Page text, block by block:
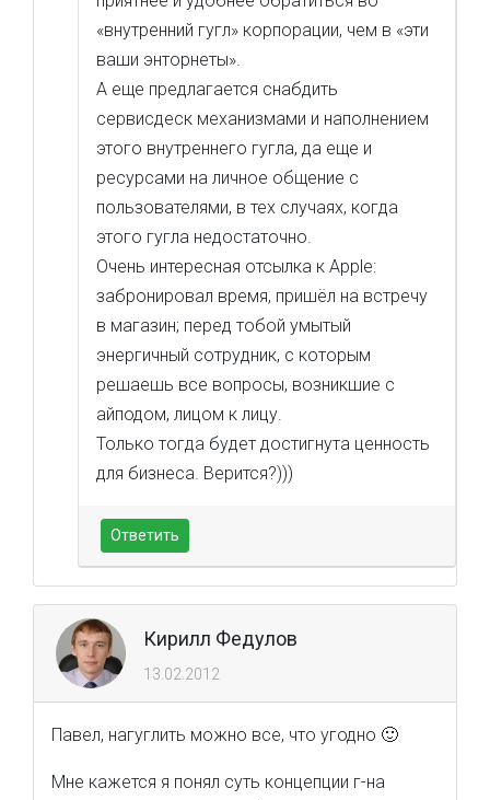
«внутренний гугл» корпорации, чем в «эти
ваши энторнеты».
А еще предлагается снабдить
сервисдеск механизмами и наполнением
этого внутреннего гугла, да еще и
ресурсами на личное общение с
пользователями, в тех случаях, когда
этого гугла недостаточно.
Очень интересная отсылка к Apple:
забронировал время, пришёл на встречу
в магазин; перед тобой умытый
энергичный сотрудник, с которым
решаешь все вопросы, возникшие с
айподом, лицом к лицу.
Только тогда будет достигнута ценность
для бизнеса. Верится?)))
Ответить
Кирилл Федулов
13.02.2012
Павел, нагуглить можно все, что угодно 🙂
Мне кажется я понял суть концепции г-на